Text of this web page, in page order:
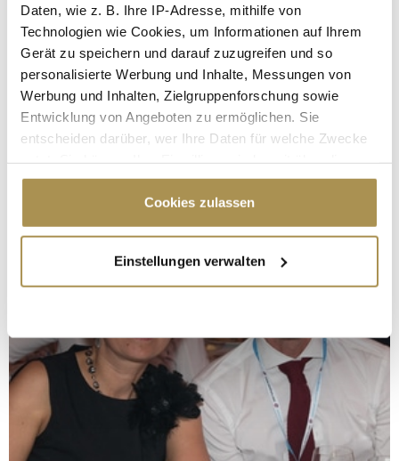
Daten, wie z. B. Ihre IP-Adresse, mithilfe von
Technologien wie Cookies, um Informationen auf Ihrem
Gerät zu speichern und darauf zuzugreifen und so
personalisierte Werbung und Inhalte, Messungen von
Werbung und Inhalten, Zielgruppenforschung sowie
Entwicklung von Angeboten zu ermöglichen. Sie
entscheiden darüber, wer Ihre Daten für welche Zwecke
Cookie-Erklärung oder durch Klicken auf das Privacy
Trigger Symbol ändern oder widerrufen
Informationen über Ihre geografische Lage
erfassen, welche bis auf einige Meter genau sein
bestimmten Merkmalen (Fingerprinting) identifizieren
Erfahren Sie mehr darüber, wie Ihre persönlichen Daten
verarbeitet werden, und legen Sie Ihre Präferenzen im
Abschnitt Einzelheiten
fest.
Cookies zulassen
Einstellungen verwalten